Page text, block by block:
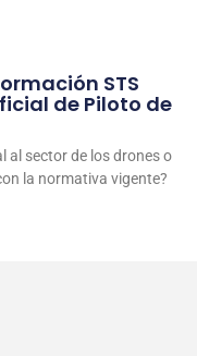
STS
de Piloto de
al sector de los drones o
la normativa vigente?